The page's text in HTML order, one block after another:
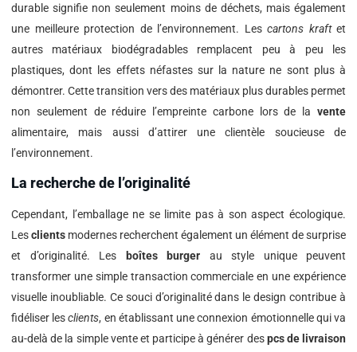
durable signifie non seulement moins de déchets, mais également
une meilleure protection de l’environnement. Les cartons kraftet
autres matériaux biodégradables remplacent peu à peu les
plastiques, dont les effets néfastes sur la nature ne sont plus à
démontrer. Cette transition vers des matériaux plus durables permet
non seulement de réduire l’empreinte carbone lors de la vente
alimentaire, mais aussi d’attirer une clientèle soucieuse de
l’environnement.
La recherche de l’originalité
Cependant, l’emballage ne se limite pas à son aspect écologique.
Lesclients modernes recherchent également un élément de surprise
et d’originalité. Les
boîtes burger au style unique peuvent
transformer une simple transaction commerciale en une expérience
visuelle inoubliable. Ce souci d’originalité dans le design contribue à
fidéliser lesclients, en établissant une connexion émotionnelle qui va
au-delà de la simple vente et participe à générer despcs de livraison